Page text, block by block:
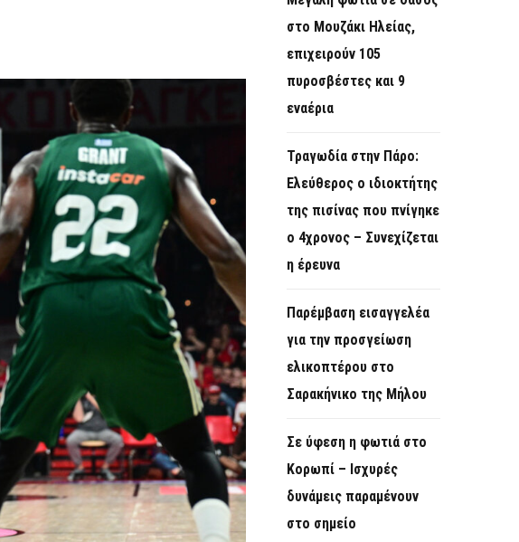
στο Μουζάκι Ηλείας,
επιχειρούν 105
πυροσβέστες και 9
εναέρια
Τραγωδία στην Πάρο:
Ελεύθερος ο ιδιοκτήτης
της πισίνας που πνίγηκε
ο 4χρονος – Συνεχίζεται
η έρευνα
Παρέμβαση εισαγγελέα
για την προσγείωση
ελικοπτέρου στο
Σαρακήνικο της Μήλου
Σε ύφεση η φωτιά στο
Κορωπί – Ισχυρές
δυνάμεις παραμένουν
στο σημείο